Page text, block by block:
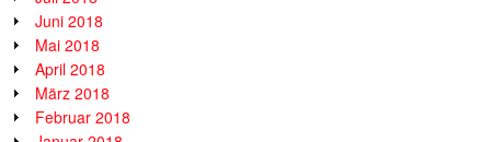
Juni 2018
Mai 2018
April 2018
März 2018
Februar 2018